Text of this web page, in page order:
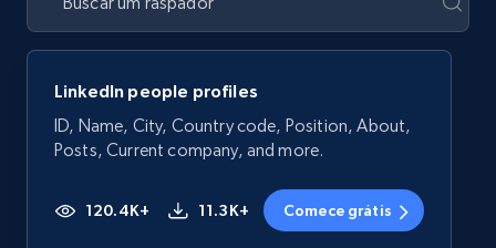
LinkedIn people profiles
ID, Name, City, Country code, Position, About,
Posts, Current company, and more.
120.4K+ 11.3K+ Comece grátis